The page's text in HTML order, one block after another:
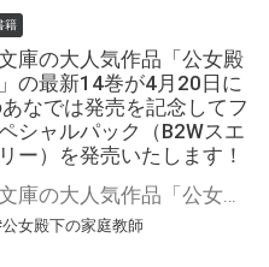
籍
庫の大人気作品「公女殿
の最新14巻が4月20日に
なでは発売を記念してフ
シャルパック（B2Wスエ
ー）を発売いたします！
女殿下の家庭教師